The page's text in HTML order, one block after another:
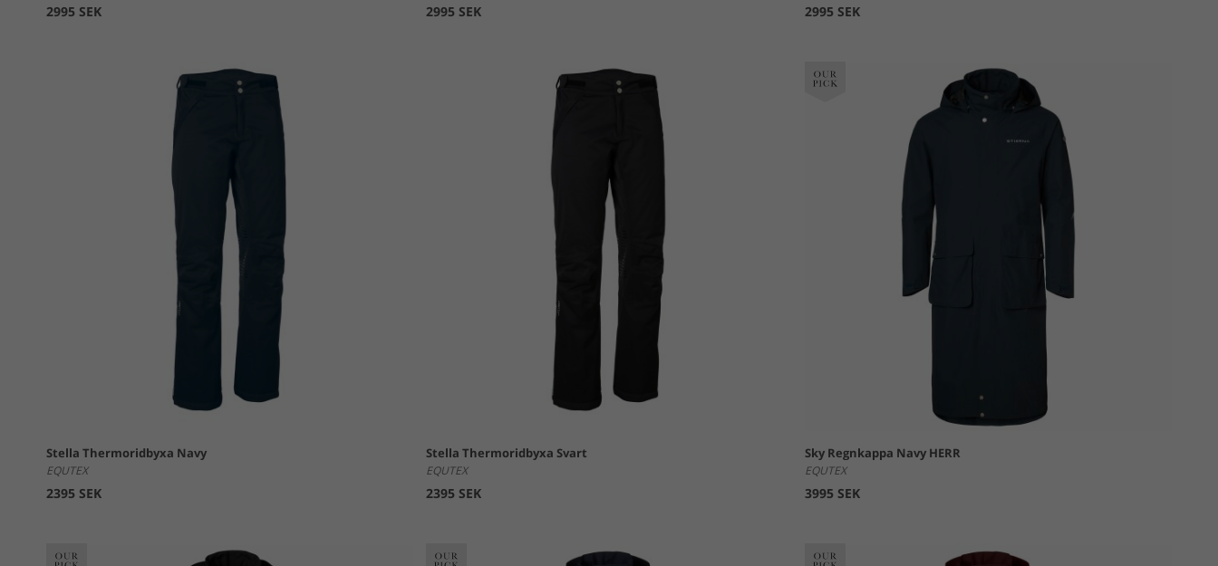
2995 SEK 2995 SEK 2995 SEK
Stella Thermoridbyxa Navy
EQUTEX
2395 SEK
Stella Thermoridbyxa Svart
EQUTEX
2395 SEK
Sky Regnkappa Navy HERR
EQUTEX
3995 SEK